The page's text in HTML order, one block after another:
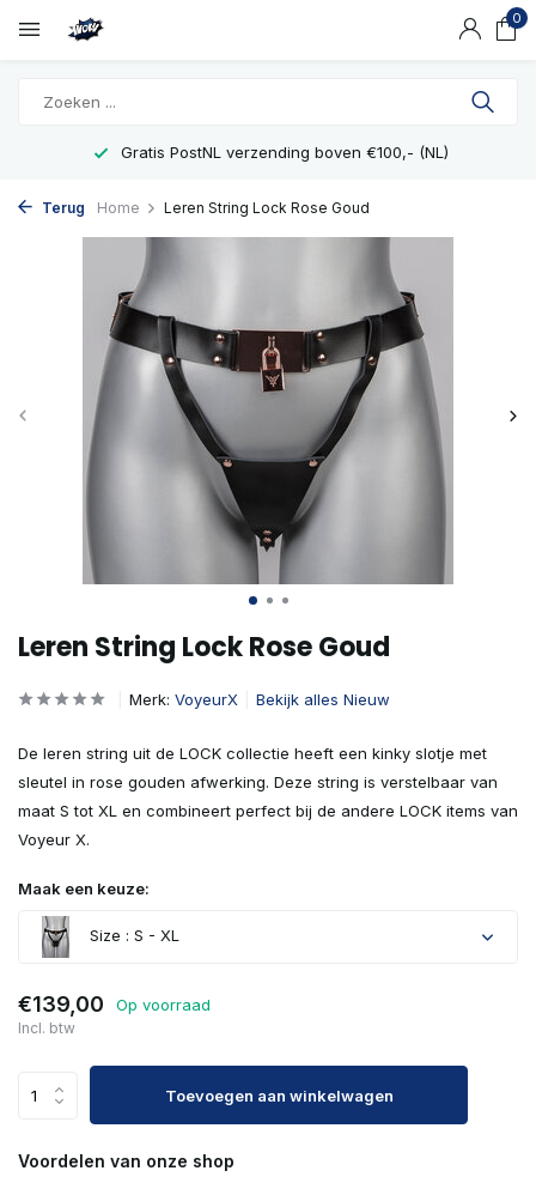
0
Gratis PostNL verzending boven €100,- (NL)
Terug Home Leren String Lock Rose Goud
Leren String Lock Rose Goud
Merk: VoyeurX Bekijk alles Nieuw
De leren string uit de LOCK collectie heeft een kinky slotje met
sleutel in rose gouden afwerking. Deze string is verstelbaar van
maat S tot XL en combineert perfect bij de andere LOCK items van
Voyeur X.
Maak een keuze:
Size : S - XL
€139,00 Op voorraad
Incl. btw
Toevoegen aan winkelwagen
Voordelen van onze shop